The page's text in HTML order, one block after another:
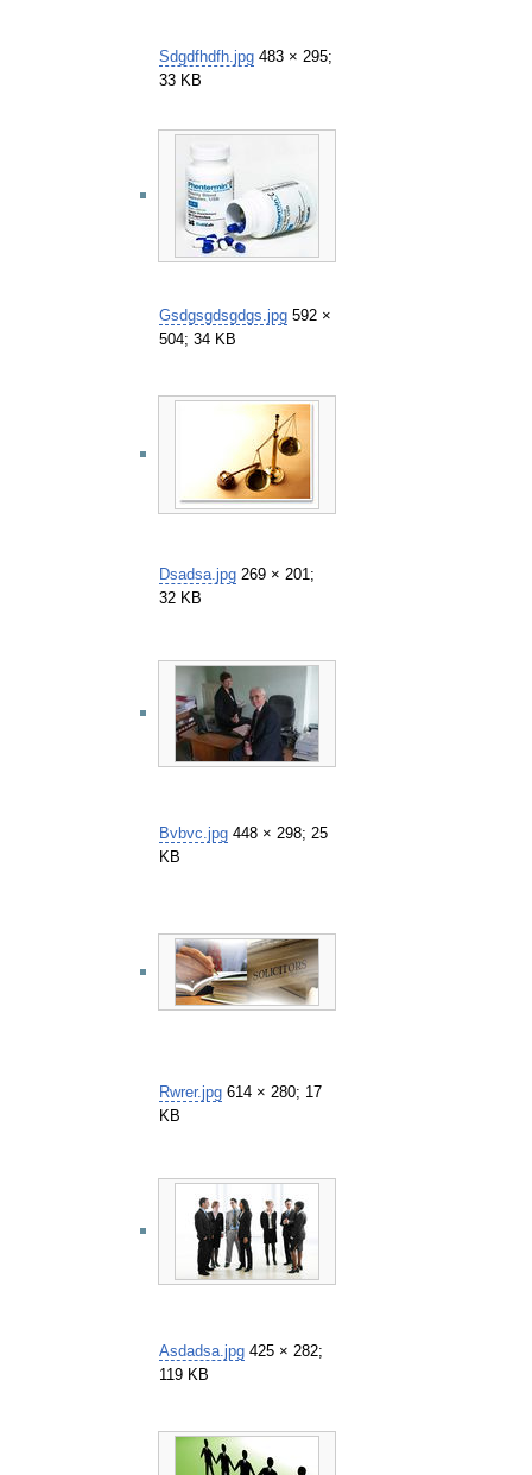
Sdgdfhdfh.jpg 483 × 295;
33 KB
Gsdgsgdsgdgs.jpg 592 ×
504; 34 KB
Dsadsa.jpg 269 × 201;
32 KB
Bvbvc.jpg 448 × 298; 25
KB
Rwrer.jpg 614 × 280; 17
KB
Asdadsa.jpg 425 × 282;
119 KB